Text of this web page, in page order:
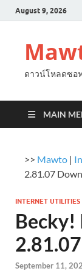
August 9, 2026
ดาวน์โหลดซอ
MAIN
>> Mawto |
2.81.07
INTERNET UTILITIES
September 11,